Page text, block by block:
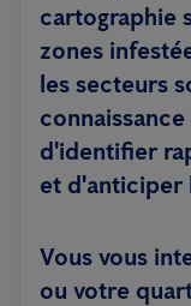
cartographie
zones
les secteurs
d'identifier
et d'anticiper
Vous vous
ou votre